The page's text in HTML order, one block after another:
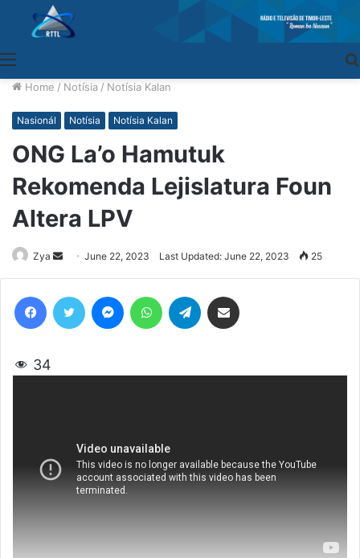
Home / Notísia / Notísia Kalan
Nasionál Notísia Notísia Kalan
ONG La’o Hamutuk
Rekomenda Lejislatura Foun
Altera LPV
Zya
Send
an
email
June 22, 2023 Last Updated: June 22, 2023 25
34